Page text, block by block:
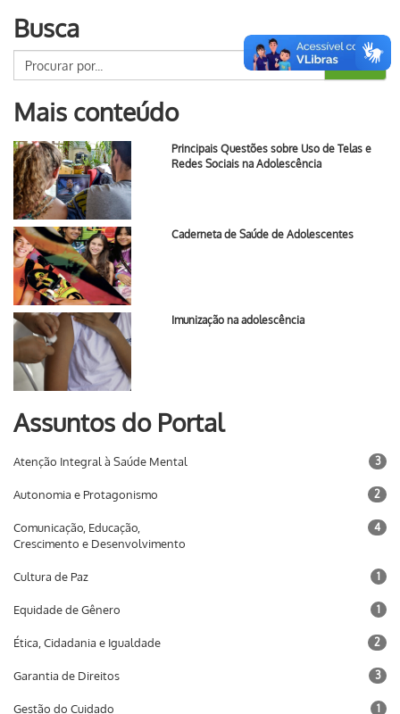
Busca
Buscar
Mais conteúdo
Principais Questões sobre Uso de Telas e
Redes Sociais na Adolescência
Caderneta de Saúde de Adolescentes
Imunização na adolescência
Assuntos do Portal
Atenção Integral à Saúde Mental 3
Autonomia e Protagonismo 2
Comunicação, Educação,
Crescimento e Desenvolvimento
4
Cultura de Paz 1
Equidade de Gênero 1
Ética, Cidadania e Igualdade 2
Garantia de Direitos 3
Gestão do Cuidado 1